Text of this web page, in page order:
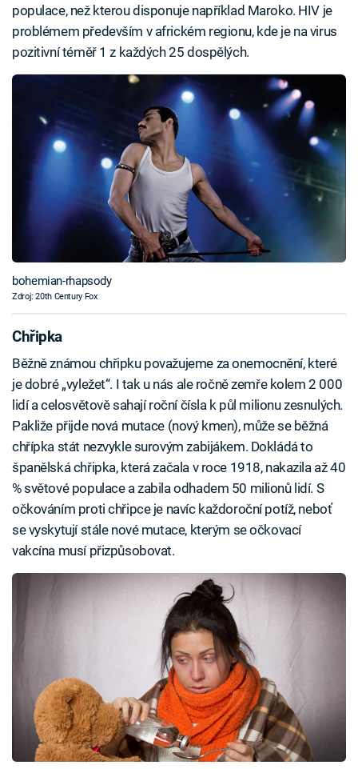
populace, než kterou disponuje například Maroko. HIV je
problémem především v africkém regionu, kde je na virus
pozitivní téměř 1 z každých 25 dospělých.
bohemian-rhapsody
Zdroj: 20th Century Fox
Chřipka
Běžně známou chřipku považujeme za onemocnění, které
je dobré „vyležet“. I tak u nás ale ročně zemře kolem 2 000
lidí a celosvětově sahají roční čísla k půl milionu zesnulých.
Pakliže přijde nová mutace (nový kmen), může se běžná
chřípka stát nezvykle surovým zabijákem. Dokládá to
španělská chřipka, která začala v roce 1918, nakazila až 40
% světové populace a zabila odhadem 50 milionů lidí. S
očkováním proti chřipce je navíc každoroční potíž, neboť
se vyskytují stále nové mutace, kterým se očkovací
vakcína musí přizpůsobovat.